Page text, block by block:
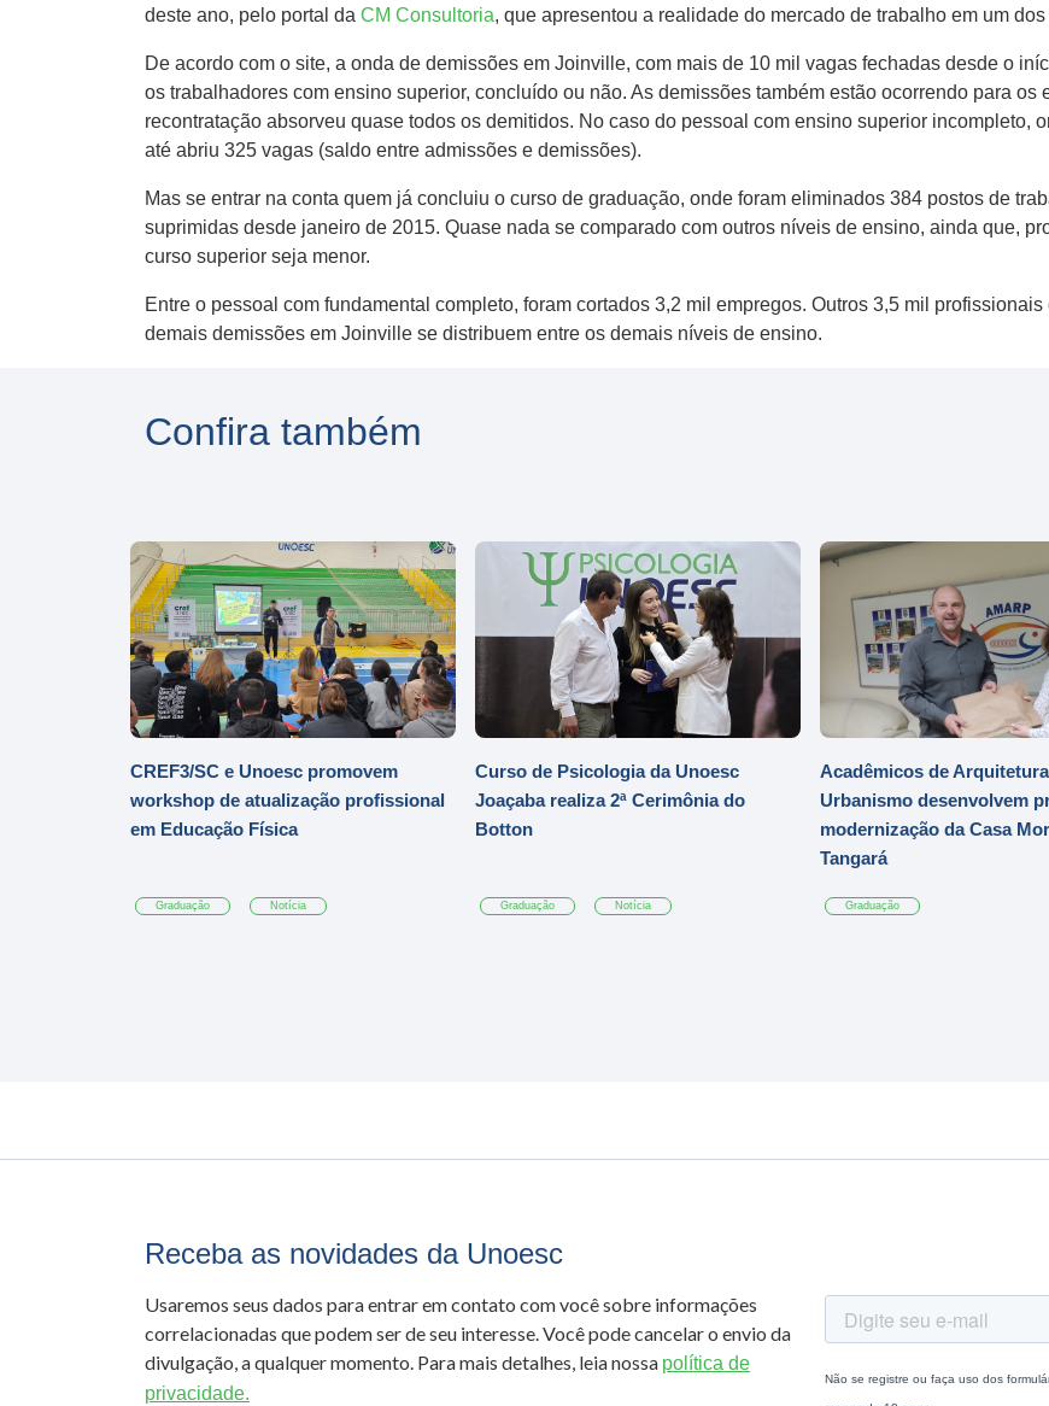
deste ano, pelo portal da CM Consultoria, que apresentou a realidade do mercado de trabalho em um
De acordo com o site, a onda de demissões em Joinville, com mais de 10 mil vagas fechadas desde o
os trabalhadores com ensino superior, concluído ou não. As demissões também estão ocorrendo para
recontratação absorveu quase todos os demitidos. No caso do pessoal com ensino superior incompleto,
até abriu 325 vagas (saldo entre admissões e demissões).
Mas se entrar na conta quem já concluiu o curso de graduação, onde foram eliminados 384 postos de
suprimidas desde janeiro de 2015. Quase nada se comparado com outros níveis de ensino, ainda que,
curso superior seja menor.
Entre o pessoal com fundamental completo, foram cortados 3,2 mil empregos. Outros 3,5 mil
demais demissões em Joinville se distribuem entre os demais níveis de ensino.
Confira também
CREF3/SC e Unoesc promovem
workshop de atualização profissional
em Educação Física
Graduação Notícia
Curso de Psicologia da Unoesc
Joaçaba realiza 2ª Cerimônia do
Botton
Graduação Notícia
Acadêmicos de
Urbanismo desenvolvem
modernização da Casa
Tangará
Graduação
Receba as novidades da Unoesc
Usaremos seus dados para entrar em contato com você sobre informações
correlacionadas que podem ser de seu interesse. Você pode cancelar o envio da
divulgação, a qualquer momento. Para mais detalhes, leia nossa política de
privacidade.